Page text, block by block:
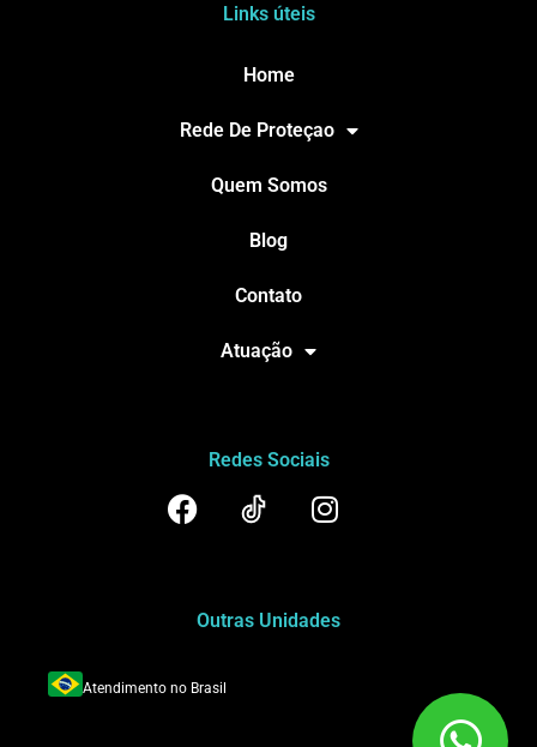
Links úteis
Home
Rede De Proteçao
Quem Somos
Blog
Contato
Atuação
Redes Sociais
Outras Unidades
Atendimento no Brasil